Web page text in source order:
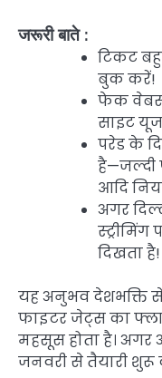
जरूरी बाते :
टिकट
बुक करें!
फेक
साइट
परेड के
है—जल्दी
आदि
अगर
दिखता है!
यह अनुभव देशभक्ति से
फाइटर जेट्स का
महसूस होता है। अगर
जनवरी से तैयारी शुरू